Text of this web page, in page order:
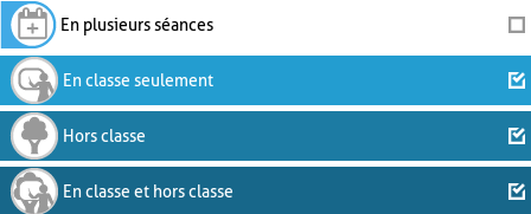
En plusieurs séances
En classe seulement
Hors classe
En classe et hors classe